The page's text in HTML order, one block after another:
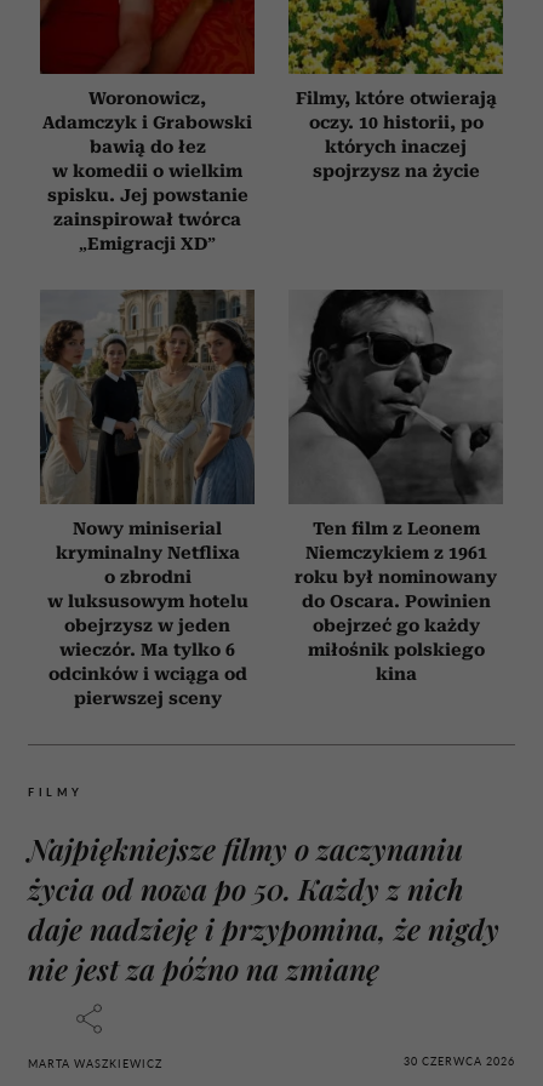
Woronowicz,
Adamczyk i Grabowski
bawią do łez
w komedii o wielkim
spisku. Jej powstanie
zainspirował twórca
„Emigracji XD”
Filmy, które otwierają
oczy. 10 historii, po
których inaczej
spojrzysz na życie
Nowy miniserial
kryminalny Netflixa
o zbrodni
w luksusowym hotelu
obejrzysz w jeden
wieczór. Ma tylko 6
odcinków i wciąga od
pierwszej sceny
Ten film z Leonem
Niemczykiem z 1961
roku był nominowany
do Oscara. Powinien
obejrzeć go każdy
miłośnik polskiego
kina
FILMY
Najpiękniejsze filmy o zaczynaniu
życia od nowa po 50. Każdy z nich
daje nadzieję i przypomina, że nigdy
nie jest za późno na zmianę
MARTA WASZKIEWICZ 30 CZERWCA 2026